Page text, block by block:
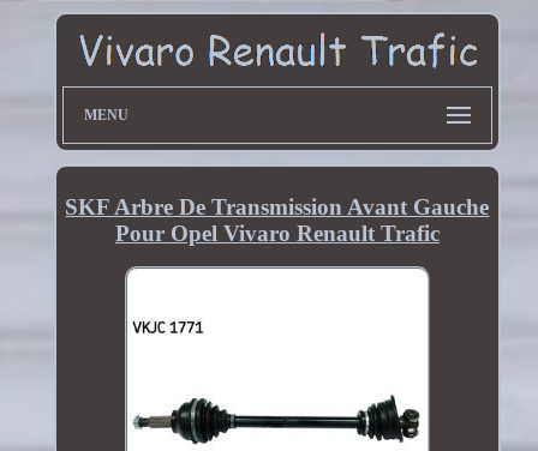
MENU
SKF Arbre De Transmission Avant Gauche
Pour Opel Vivaro Renault Trafic